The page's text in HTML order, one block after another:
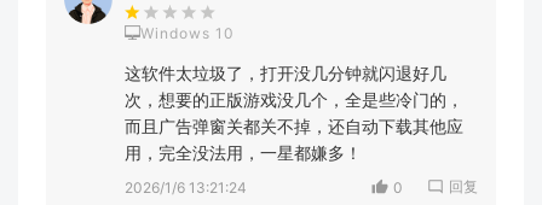
Windows 10
这软件太垃圾了，打开没几分钟就闪退好几
次，想要的正版游戏没几个，全是些冷门的，
而且广告弹窗关都关不掉，还自动下载其他应
用，完全没法用，一星都嫌多！
2026/1/6 13:21:24 0 回复